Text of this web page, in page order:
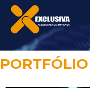
PORTFÓLIO